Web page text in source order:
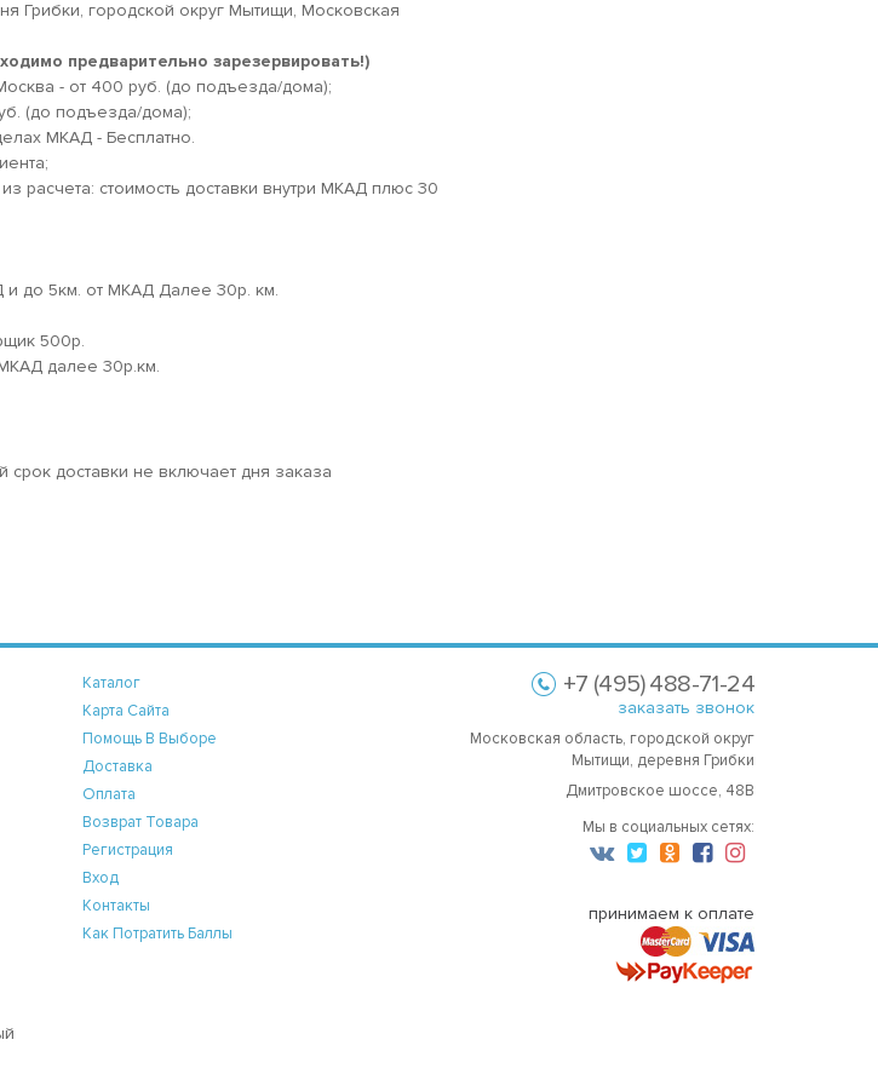
Грибки, городской округ Мытищи, Московская
предварительно зарезервировать!)
- от 400 руб. (до подъезда/дома);
(до подъезда/дома);
МКАД - Бесплатно.
расчета: стоимость доставки внутри МКАД плюс 30
и до 5км. от МКАД Далее 30р. км.
500р.
далее 30р.км.
доставки не включает дня заказа
Каталог
Карта Сайта
Помощь В Выборе
Доставка
Оплата
Возврат Товара
Регистрация
Вход
Контакты
Как Потратить Баллы
+7 (495) 488-71-24
заказать звонок
Московская область, городской округ
Мытищи, деревня Грибки
Дмитровское шоссе, 48В
Мы в социальных сетях:
принимаем к оплате